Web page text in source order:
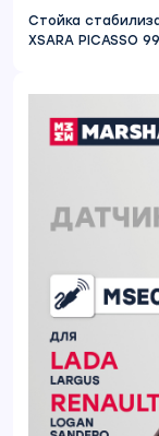
Стойка
XSARA PICASSO